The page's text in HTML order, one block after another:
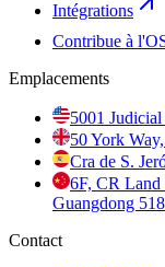
Intégrations
Contribue à
Emplacements
5001
50 York
Cra de S.
6F, CR Land
Guangdong
Contact